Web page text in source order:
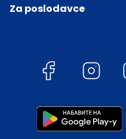
Za poslodavce